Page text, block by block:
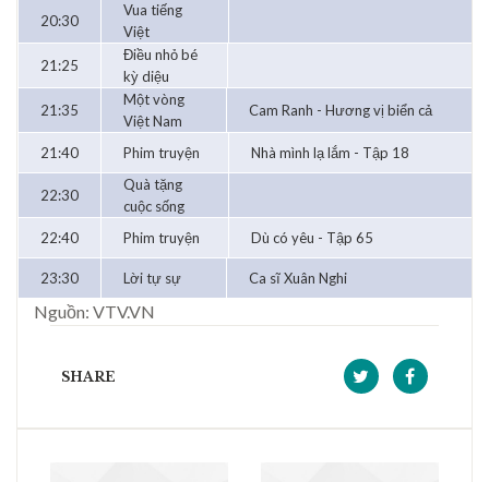
20:30
Vua tiếng
Việt
21:25
Điều nhỏ bé
kỳ diệu
21:35
Một vòng
Việt Nam
Cam Ranh - Hương vị biển cả
21:40 Phim truyện Nhà mình lạ lắm - Tập 18
22:30
Quà tặng
cuộc sống
22:40
Phim truyện Dù có yêu - Tập 65
23:30 Lời tự sự Ca sĩ Xuân Nghi
Nguồn: VTV.VN
SHARE